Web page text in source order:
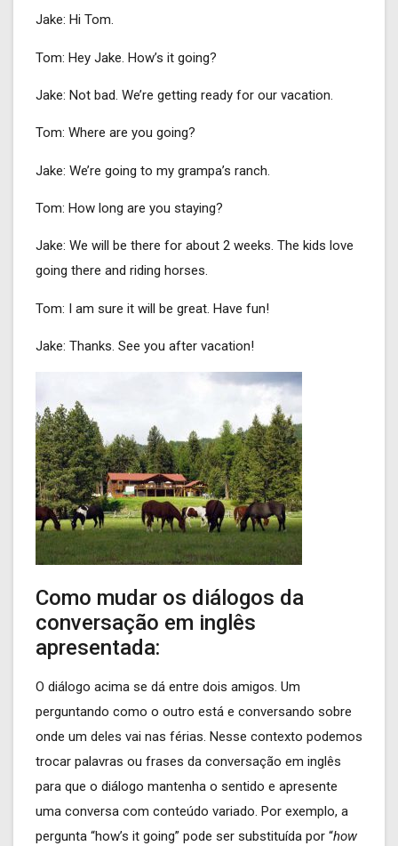
Jake: Hi Tom.
Tom: Hey Jake. How’s it going?
Jake: Not bad. We’re getting ready for our vacation.
Tom: Where are you going?
Jake: We’re going to my grampa’s ranch.
Tom: How long are you staying?
Jake: We will be there for about 2 weeks. The kids love
going there and riding horses.
Tom: I am sure it will be great. Have fun!
Jake: Thanks. See you after vacation!
Como mudar os diálogos da
conversação em inglês
apresentada:
O diálogo acima se dá entre dois amigos. Um
perguntando como o outro está e conversando sobre
onde um deles vai nas férias. Nesse contexto podemos
trocar palavras ou frases da conversação em inglês
para que o diálogo mantenha o sentido e apresente
uma conversa com conteúdo variado. Por exemplo, a
pergunta “how’s it going” pode ser substituída por “how